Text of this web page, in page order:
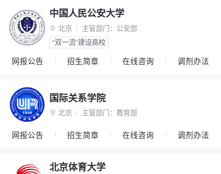
中国人民公安大学
 北京 主管部门： 公安部
“双一流”建设高校
网报公告 招生简章 在线咨询 调剂办法
国际关系学院
 北京 主管部门： 教育部
网报公告 招生简章 在线咨询 调剂办法
北京体育大学